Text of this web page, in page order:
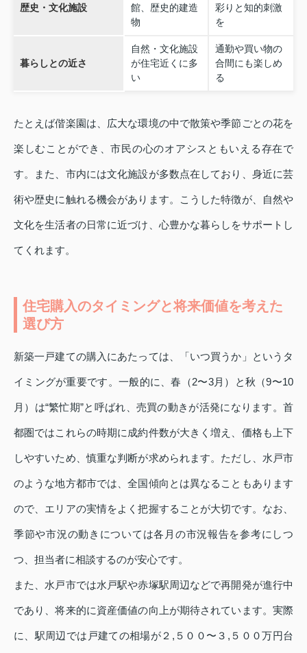
歴史・文化施設
館、歴史的建造
物
彩りと知的刺激
を
暮らしとの近さ
自然・文化施設
が住宅近くに多
い
通勤や買い物の
合間にも楽しめ
る
たとえば偕楽園は、広大な環境の中で散策や季節ごとの花を
楽しむことができ、市民の心のオアシスともいえる存在で
す。また、市内には文化施設が多数点在しており、身近に芸
術や歴史に触れる機会があります。こうした特徴が、自然や
文化を生活者の日常に近づけ、心豊かな暮らしをサポートし
てくれます。
住宅購入のタイミングと将来価値を考えた
選び方
新築一戸建ての購入にあたっては、「いつ買うか」というタ
イミングが重要です。一般的に、春（2〜3月）と秋（9〜10
月）は“繁忙期”と呼ばれ、売買の動きが活発になります。首
都圏ではこれらの時期に成約件数が大きく増え、価格も上下
しやすいため、慎重な判断が求められます。ただし、水戸市
のような地方都市では、全国傾向とは異なることもあります
ので、エリアの実情をよく把握することが大切です。なお、
季節や市況の動きについては各月の市況報告を参考にしつ
つ、担当者に相談するのが安心です。
また、水戸市では水戸駅や赤塚駅周辺などで再開発が進行中
であり、将来的に資産価値の向上が期待されています。実際
に、駅周辺では戸建ての相場が２,５００〜３,５００万円台